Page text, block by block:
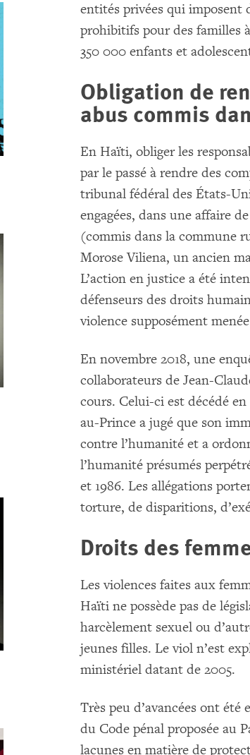
entités privées qui imposent
prohibitifs pour des familles
350 000 enfants et
Obligation de
abus commis
En Haïti, obliger les
par le passé à rendre des
tribunal fédéral des États-
engagées, dans une affaire
(commis dans la commune
Morose Viliena, un ancien
L’action en justice a été
défenseurs des droits
violence supposément
En novembre 2018, une
collaborateurs de Jean-
cours. Celui-ci est décédé
au-Prince a jugé que son
contre l’humanité et a
l’humanité présumés
et 1986. Les allégations
torture, de disparitions,
Droits des
Les violences faites aux
Haïti ne possède pas de
harcèlement sexuel ou
jeunes filles. Le viol n’est
ministériel datant de 2005.
Très peu d’avancées ont été
du Code pénal proposée au
lacunes en matière de